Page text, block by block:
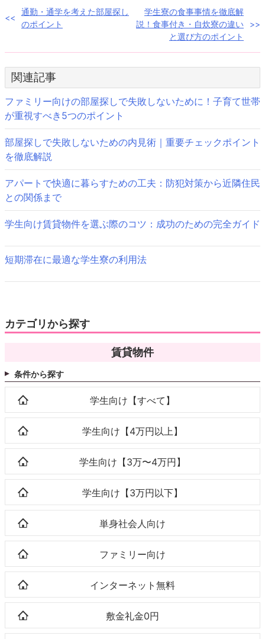
ン
ド
ウ
で
す)
だ
さ
い
(新
ィ
ド
ウ
開
き
ま
す)
投
ナ
ビ
ゲ
ー
シ
ョ
ン
通勤・通学を考えた部屋探し
のポイント
学生寮の食事事情を徹底解
説！食事付き・自炊寮の違い
と選び方のポイント
関連記事
ファミリー向けの部屋探しで失敗しないために！子育て世帯
が重視すべき5つのポイント
部屋探しで失敗しないための内見術｜重要チェックポイント
を徹底解説
アパートで快適に暮らすための工夫：防犯対策から近隣住民
との関係まで
学生向け賃貸物件を選ぶ際のコツ：成功のための完全ガイド
短期滞在に最適な学生寮の利用法
カテゴリから探す
賃貸物件
条件から探す
学生向け【すべて】
学生向け【4万円以上】
学生向け【3万〜4万円】
学生向け【3万円以下】
単身社会人向け
ファミリー向け
インターネット無料
敷金礼金0円